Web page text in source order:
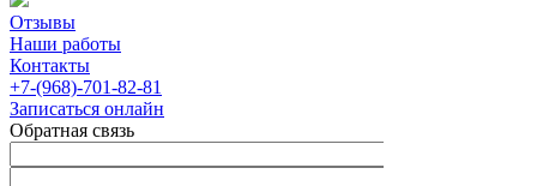
Отзывы
Наши работы
Контакты
+7-(968)-701-82-81
Записаться онлайн
Обратная связь